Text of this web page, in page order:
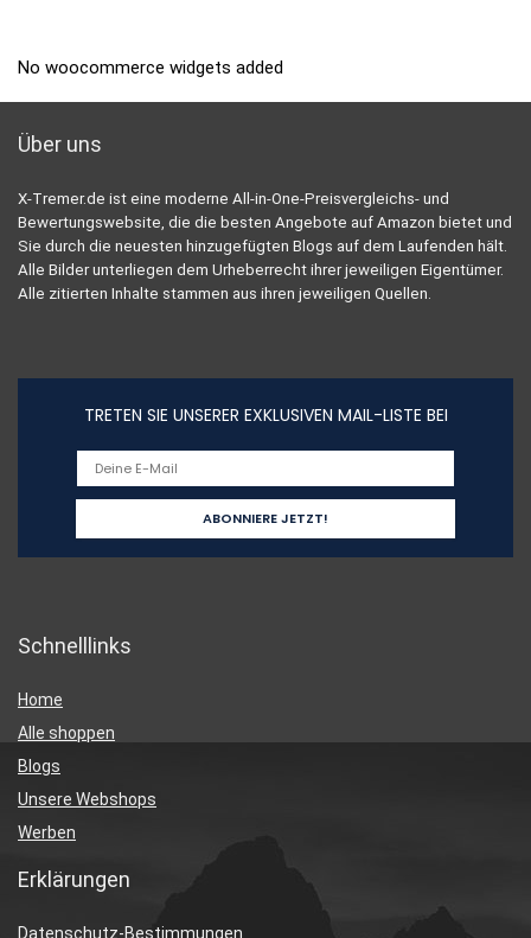
No woocommerce widgets added
Über uns
X-Tremer.de ist eine moderne All-in-One-Preisvergleichs- und
Bewertungswebsite, die die besten Angebote auf Amazon bietet und
Sie durch die neuesten hinzugefügten Blogs auf dem Laufenden hält.
Alle Bilder unterliegen dem Urheberrecht ihrer jeweiligen Eigentümer.
Alle zitierten Inhalte stammen aus ihren jeweiligen Quellen.
TRETEN SIE UNSERER EXKLUSIVEN MAIL-LISTE BEI
Schnelllinks
Home
Alle shoppen
Blogs
Unsere Webshops
Werben
Erklärungen
Datenschutz-Bestimmungen